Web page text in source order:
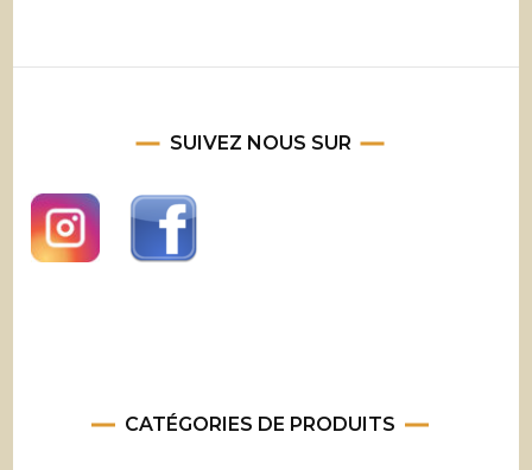
SUIVEZ NOUS SUR
CATÉGORIES DE PRODUITS